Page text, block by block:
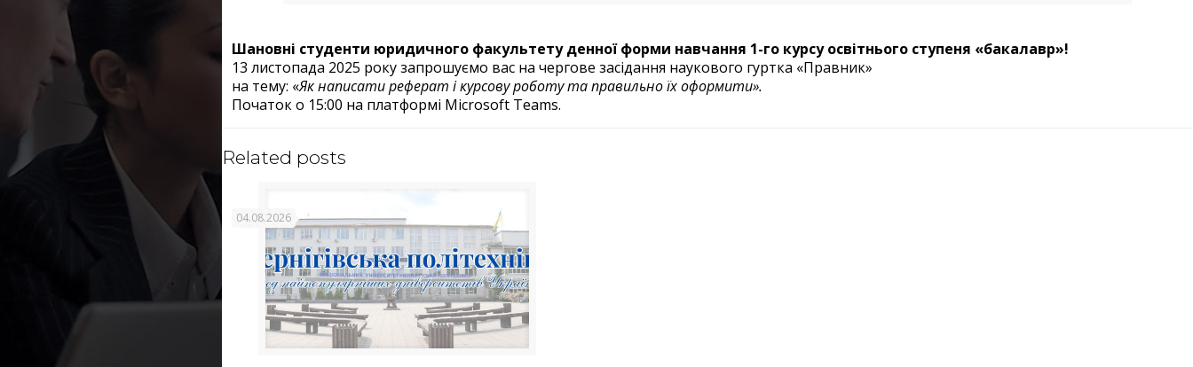
Шановні студенти юридичного факультету денної форми навчання 1-го курсу освітнього ступеня «бакалавр»!
13 листопада 2025 року запрошуємо вас на чергове засідання наукового гуртка «Правник»
на тему: «Як написати реферат і курсову роботу та правильно їх оформити».
Початок о 15:00 на платформі Microsoft Teams.
Related posts
04.08.2026